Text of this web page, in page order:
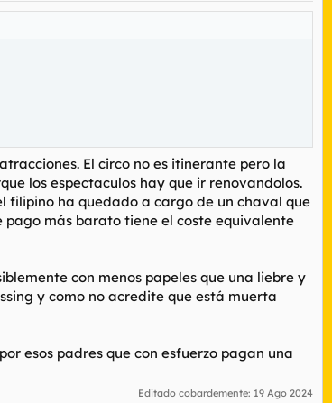
El circo no es itinerante pero la
los espectaculos hay que ir renovandolos.
filipino ha quedado a cargo de un chaval que
pago más barato tiene el coste equivalente
con menos papeles que una liebre y
y como no acredite que está muerta
esos padres que con esfuerzo pagan una
Editado cobardemente: 19 Ago 2024